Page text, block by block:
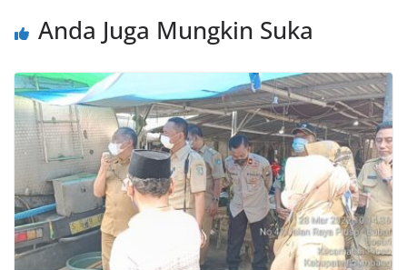
Anda Juga Mungkin Suka